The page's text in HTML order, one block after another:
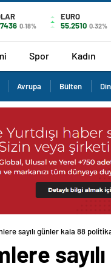
0.18%
EURO
55,2510 0.32%
Spor Kadın
Avrupa Bülten Din
sayılı günler kala 88